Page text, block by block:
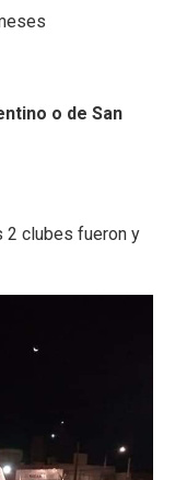
o de San
2 clubes fueron y